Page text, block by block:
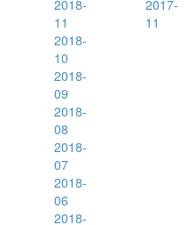
2018-
11
2018-
10
2018-
09
2018-
08
2018-
07
2018-
06
2018-
2017-
11